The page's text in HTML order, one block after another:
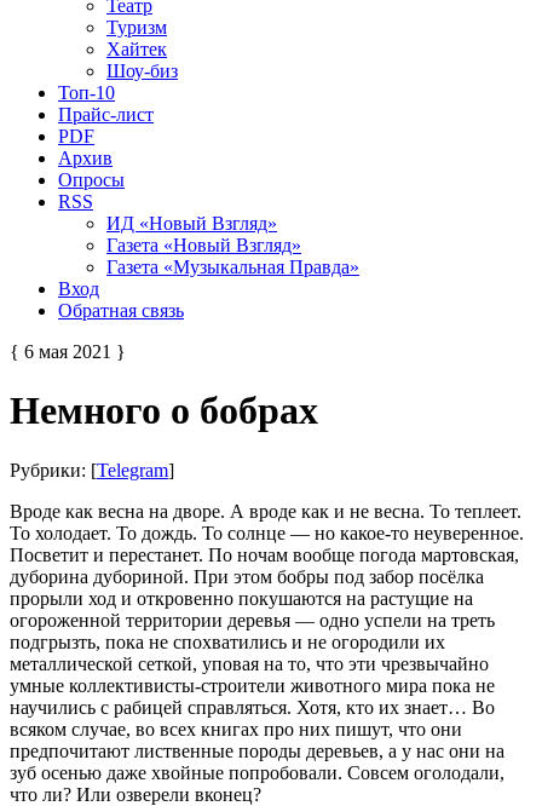
Театр
Туризм
Хайтек
Шоу-биз
Топ-10
Прайс-лист
PDF
Архив
Опросы
RSS
ИД «Новый Взгляд»
Газета «Новый Взгляд»
Газета «Музыкальная Правда»
Вход
Обратная связь
{ 6 мая 2021 }
Немного о бобрах
Рубрики: [Telegram]
Вроде как весна на дворе. А вроде как и не весна. То теплеет.
То холодает. То дождь. То солнце — но какое-то неуверенное.
Посветит и перестанет. По ночам вообще погода мартовская,
дуборина дубориной. При этом бобры под забор посёлка
прорыли ход и откровенно покушаются на растущие на
огороженной территории деревья — одно успели на треть
подгрызть, пока не спохватились и не огородили их
металлической сеткой, уповая на то, что эти чрезвычайно
умные коллективисты-строители животного мира пока не
научились с рабицей справляться. Хотя, кто их знает… Во
всяком случае, во всех книгах про них пишут, что они
предпочитают лиственные породы деревьев, а у нас они на
зуб осенью даже хвойные попробовали. Совсем оголодали,
что ли? Или озверели вконец?